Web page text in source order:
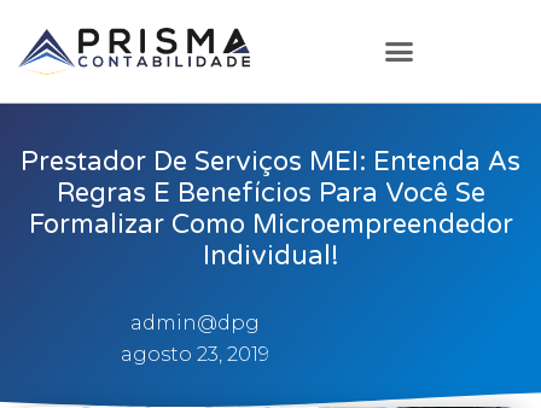
Prestador De Serviços MEI: Entenda As
Regras E Benefícios Para Você Se
Formalizar Como Microempreendedor
Individual!
admin@dpg
agosto 23, 2019